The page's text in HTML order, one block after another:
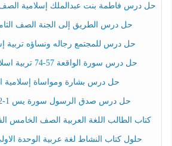
حل درس فاطمة بنت عبدالملك إسلامية
حل درس الطريق إلى الجنة الصف
حل درس للمجتمع رجاله ونساؤه تربية
حل درس سورة الواقعة 57-74 تربية اسلامية الصف التاسع
حل درس بشارة ومواساة إسلامية
حل درس صدق الرسول سورة يس 1-12 إسلامية ثامن
كتاب الطالب اللغة العربية الصف الخامس الفصل
حلول كتاب النشاط لغة عربية الوحدة